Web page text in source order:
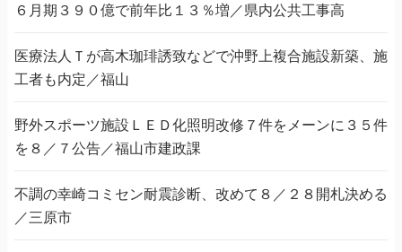
６月期３９０億で前年比１３％増／県内公共工事高
医療法人Ｔが高木珈琲誘致などで沖野上複合施設新築、施
工者も内定／福山
野外スポーツ施設ＬＥＤ化照明改修７件をメーンに３５件
を８／７公告／福山市建政課
不調の幸崎コミセン耐震診断、改めて８／２８開札決める
／三原市